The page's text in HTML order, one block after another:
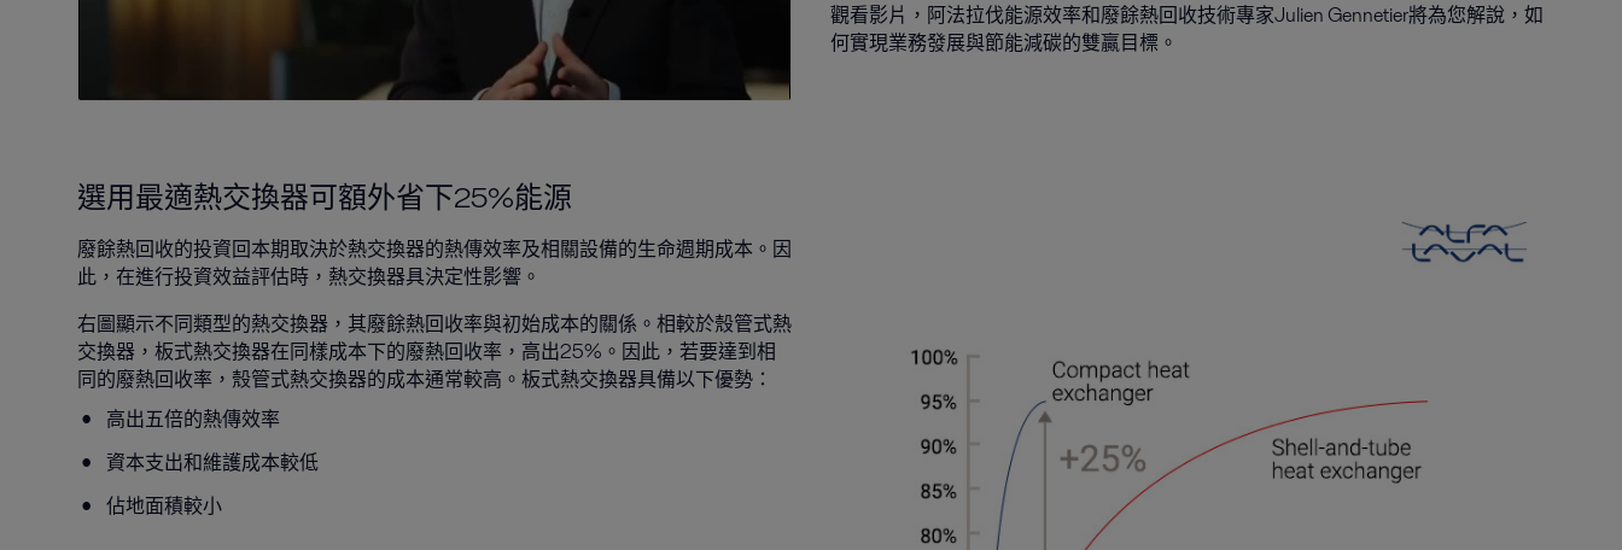
觀看影片，阿法拉伐能源效率和廢餘熱回收技術專家Julien Gennetier將為您解說，如
何實現業務發展與節能減碳的雙贏目標。
選用最適熱交換器可額外省下25%能源
廢餘熱回收的投資回本期取決於熱交換器的熱傳效率及相關設備的生命週期成本。因
此，在進行投資效益評估時，熱交換器具決定性影響。
右圖顯示不同類型的熱交換器，其廢餘熱回收率與初始成本的關係。相較於殼管式熱
交換器，板式熱交換器在同樣成本下的廢熱回收率，高出25%。因此，若要達到相
同的廢熱回收率，殼管式熱交換器的成本通常較高。板式熱交換器具備以下優勢：
高出五倍的熱傳效率
資本支出和維護成本較低
佔地面積較小